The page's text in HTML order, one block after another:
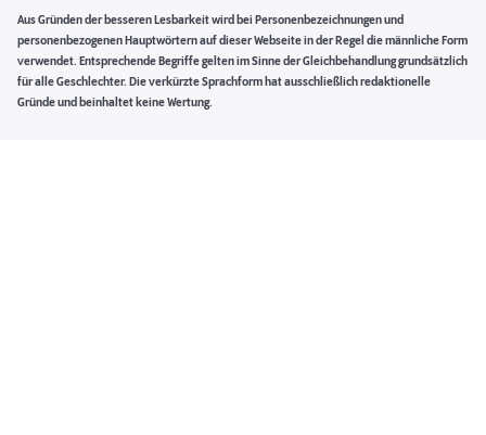
Aus Gründen der besseren Lesbarkeit wird bei Personenbezeichnungen und
personenbezogenen Hauptwörtern auf dieser Webseite in der Regel die männliche Form
verwendet. Entsprechende Begriffe gelten im Sinne der Gleichbehandlung grundsätzlich
für alle Geschlechter. Die verkürzte Sprachform hat ausschließlich redaktionelle
Gründe und beinhaltet keine Wertung.